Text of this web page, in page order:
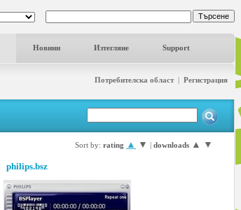
Новини Изтегляне Support
Потребителска област| Регистрация
Sort by: rating ▲ ▼ | downloads ▲ ▼
philips.bsz